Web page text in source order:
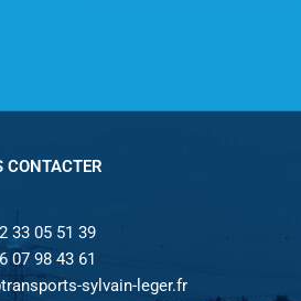
CONTACTER
33 05 51 39
07 98 43 61
sylvain-leger.fr